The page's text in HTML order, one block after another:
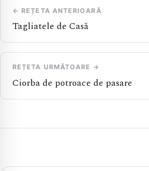
← REȚETA ANTERIOARĂ
Tagliatele de Casă
REȚETA URMĂTOARE →
Ciorba de potroace de pasare